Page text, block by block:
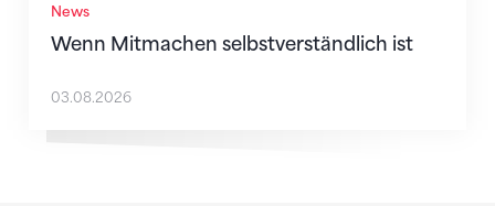
News
Wenn Mitmachen selbstverständlich ist
03.08.2026